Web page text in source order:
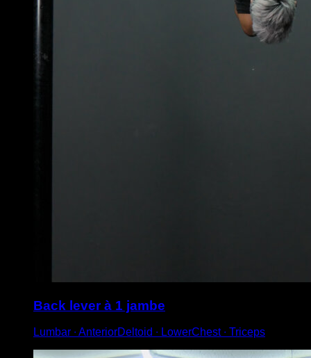
Back lever à 1 jambe
Lumbar ∙ AnteriorDeltoid ∙ LowerChest ∙ Triceps